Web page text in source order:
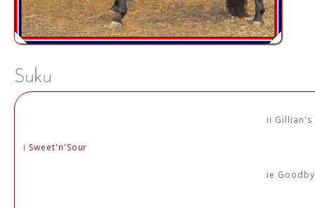
i Sweet'n'Sour
ii Gillian's
ie